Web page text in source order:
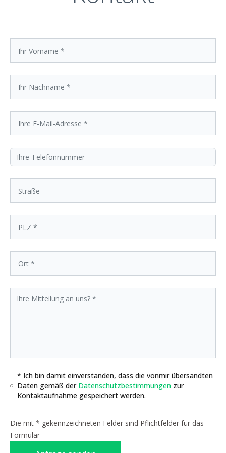
* Ich bin damit einverstanden, dass die vonmir übersandten
Daten gemäß der Datenschutzbestimmungen zur
Kontaktaufnahme gespeichert werden.
Die mit * gekennzeichneten Felder sind Pflichtfelder für das
Formular